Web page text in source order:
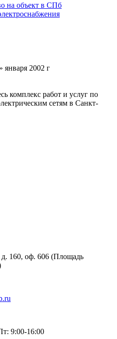
на объект в СПб
января 2002 г
комплекс работ и услуг по
сетям в Санкт-
160, оф. 606 (Площадь
9:00-16:00